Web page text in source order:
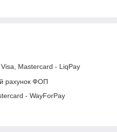
Mastercard - LiqPay
рахунок ФОП
- WayForPay